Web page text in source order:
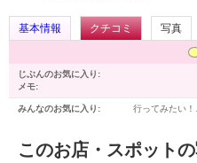
基本情報 クチコミ
写真
じぶんのお気に入り:
メモ:
みんなのお気に入り: 行ってみたい！
このお店・スポット